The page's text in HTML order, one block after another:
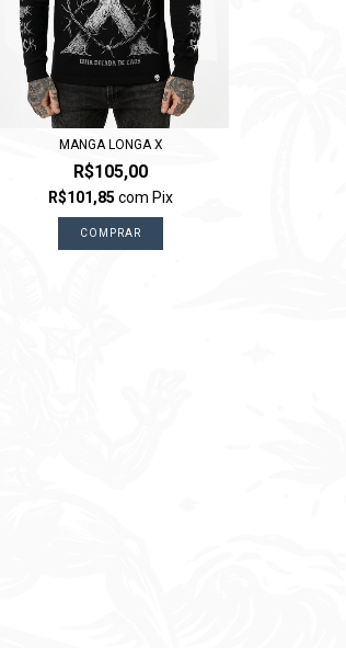
MANGA LONGA X
R$105,00
R$101,85com Pix
COMPRAR